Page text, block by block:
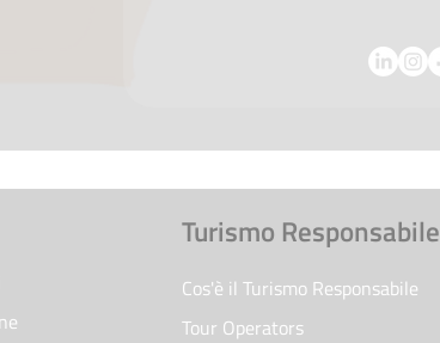
Turismo Responsabile
Cos'è il Turismo Responsabile
Tour Operators